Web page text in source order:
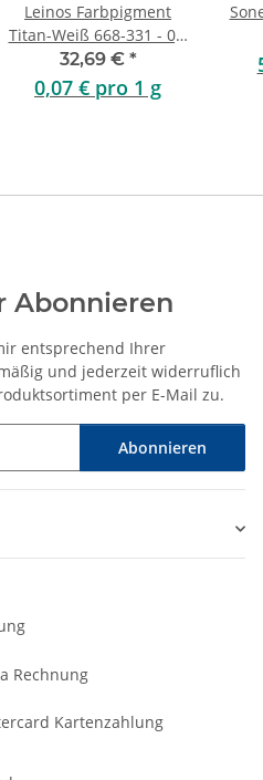
Leinos Farbpigment
Titan-Weiß 668-331 - 0,5
Liter
32,69 € *
0,07 € pro 1 g
Abonnieren
entsprechend Ihrer
und jederzeit widerruflich
per E-Mail zu.
Abonnieren